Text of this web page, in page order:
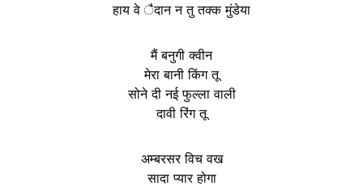
हाय वे ैदान न तु तक्क मुंडेया
मैं बनुगी क्वीन
मेरा बानी किंग तू
सोने दी नई फुल्ला वाली
दावी रिंग तू
अम्बरसर विच वख
सादा प्यार होगा